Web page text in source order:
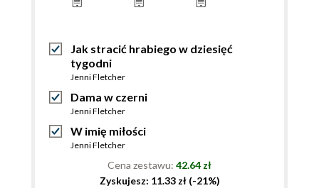
Jak stracić hrabiego w dziesięć
tygodni
Jenni Fletcher
Dama w czerni
Jenni Fletcher
W imię miłości
Jenni Fletcher
Cena zestawu: 42.64 zł
Zyskujesz: 11.33 zł (-21%)